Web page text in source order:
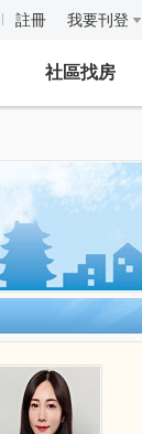
註冊 我要刊登
社區找房